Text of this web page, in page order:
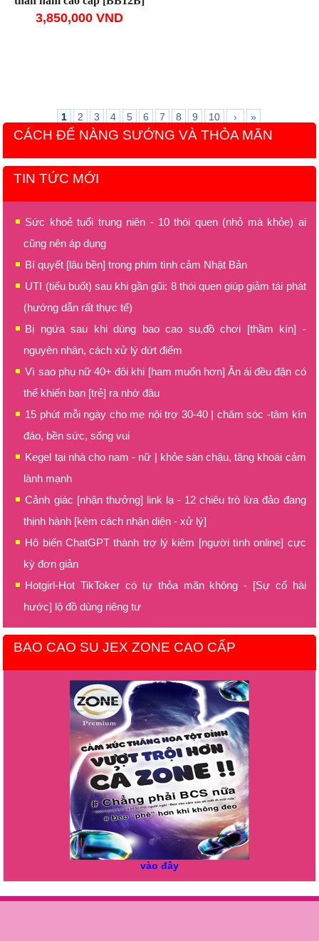
3,850,000 VND
1 2 3 4 5 6 7 8 9 10 › »
CÁCH ĐỂ NÀNG SƯỚNG VÀ THỎA MÃN
TIN TỨC MỚI
Sức khoẻ tuổi trung niên - 10 thói quen (nhỏ mà khỏe) ai
cũng nên áp dụng
Bí quyết [lâu bền] trong phim tình cảm Nhật Bản
UTI (tiểu buốt) sau khi gần gũi: 8 thói quen giúp giảm tái phát
(hướng dẫn rất thực tế)
Bị ngứa sau khi dùng bao cao su,đồ chơi [thầm kín] -
nguyên nhân, cách xử lý dứt điểm
Vì sao phụ nữ 40+ đôi khi [ham muốn hơn] Ân ái đều đặn có
thể khiến bạn [trẻ] ra nhờ đâu
15 phút mỗi ngày cho mẹ nội trợ 30-40 | chăm sóc -tâm kín
đáo, bền sức, sống vui
Kegel tại nhà cho nam - nữ | khỏe sàn chậu, tăng khoái cảm
lành mạnh
Cảnh giác [nhận thưởng] link lạ - 12 chiêu trò lừa đảo đang
thịnh hành [kèm cách nhận diện - xử lý]
Hô biến ChatGPT thành trợ lý kiêm [người tình online] cực
kỳ đơn giản
Hotgirl-Hot TikToker có tự thỏa mãn không - [Sự cố hài
hước] lộ đồ dùng riêng tư
BAO CAO SU JEX ZONE CAO CẤP
vào đây